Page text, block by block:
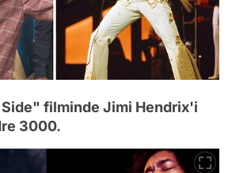
Side" filminde Jimi Hendrix'i
3000.